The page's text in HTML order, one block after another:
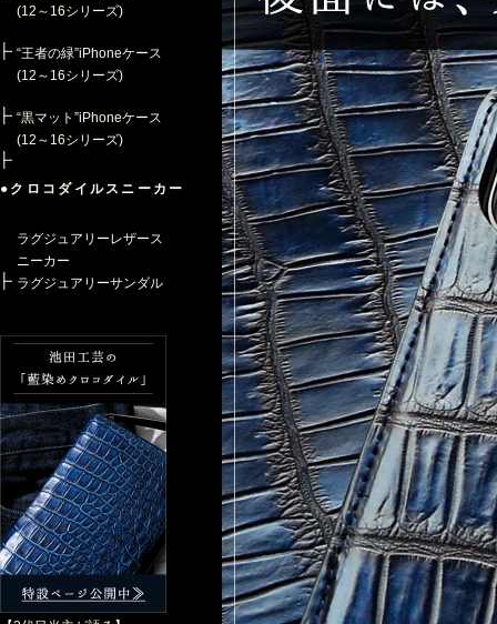
(12～16シリーズ)
“王者の緑”iPhoneケース
(12～16シリーズ)
“黒マット”iPhoneケース
(12～16シリーズ)
●クロコダイルスニーカー
ラグジュアリーレザース
ニーカー
ラグジュアリーサンダル